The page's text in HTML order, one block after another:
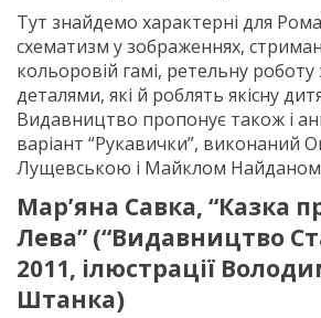
Тут знайдемо характерні для
схематизм у зображеннях,
кольоровій гамі, ретельну
деталями, які й роблять якісну
Видавництво пропонує також і
варіант “Рукавички”, виконаний
Лущевською і Майклом
Мар’яна Савка, “Казка
Лева” (“Видавництво
2011, ілюстрації
Штанка)